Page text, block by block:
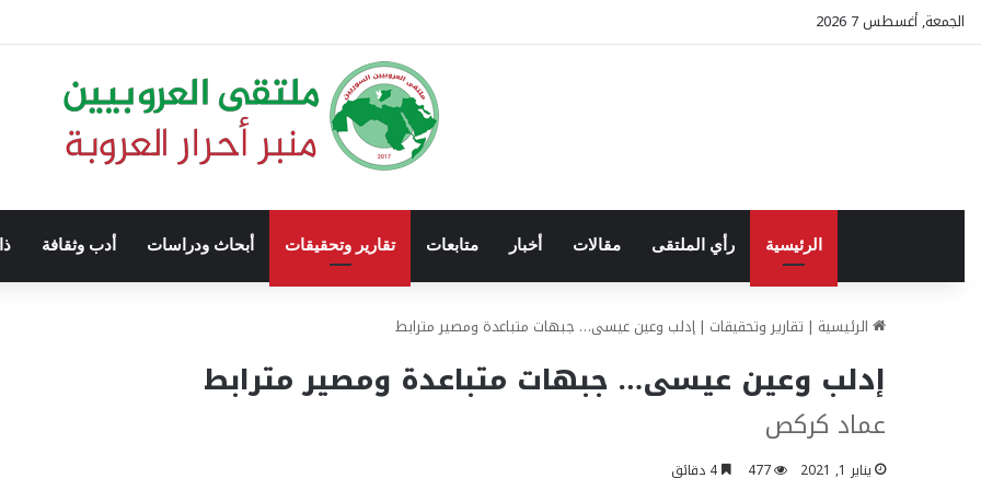
الجمعة, أغسطس 7 2026
الرئيسية رأي الملتقى مقالات أخبار متابعات تقارير وتحقيقات أبحاث ودراسات أدب وثقافة
الرئيسية | تقارير وتحقيقات | إدلب وعين عيسى… جبهات متباعدة ومصير مترابط
إدلب وعين عيسى… جبهات متباعدة ومصير مترابط
عماد كركص
يناير 1, 2021 477